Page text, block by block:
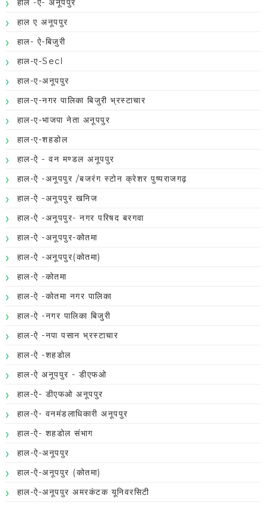
हाल -ऐ- अनूपपुर
हाल ए अनूपपुर
हाल- ऐ-बिजुरी
हाल-ए-Secl
हाल-ए-अनूपपुर
हाल-ए-नगर पालिका बिजुरी भ्रस्टाचार
हाल-ए-भाजपा नेता अनूपपुर
हाल-ए-शहडोल
हाल-ऐ - वन मण्डल अनूपपुर
हाल-ऐ -अनूपपुर /बजरंग स्टोन क्रेशर पुष्पराजगढ़
हाल-ऐ -अनूपपुर खनिज
हाल-ऐ -अनूपपुर- नगर परिषद बरगवा
हाल-ऐ -अनूपपुर-कोतमा
हाल-ऐ -अनूपपुर(कोतमा)
हाल-ऐ -कोतमा
हाल-ऐ -कोतमा नगर पालिका
हाल-ऐ -नगर पालिका बिजुरी
हाल-ऐ -नपा पसान भ्रस्टाचार
हाल-ऐ -शहडोल
हाल-ऐ अनूपपुर - डीएफओ
हाल-ऐ- डीएफओ अनूपपुर
हाल-ऐ- वनमंडलाधिकारी अनूपपुर
हाल-ऐ- शहडोल संभाग
हाल-ऐ-अनूपपुर
हाल-ऐ-अनूपपुर (कोतमा)
हाल-ऐ-अनूपपुर अमरकंटक यूनिवरसिटी